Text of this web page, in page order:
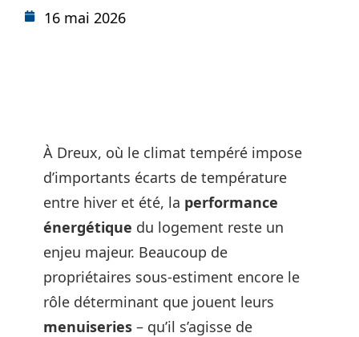
16 mai 2026
À Dreux, où le climat tempéré impose
d’importants écarts de température
entre hiver et été, la performance
énergétique du logement reste un
enjeu majeur. Beaucoup de
propriétaires sous-estiment encore le
rôle déterminant que jouent leurs
menuiseries – qu’il s’agisse de